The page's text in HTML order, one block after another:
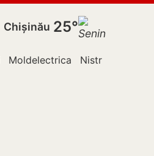
Chișinău 25°
Moldelectrica Nistru